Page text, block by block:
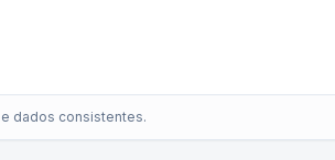
dados consistentes.